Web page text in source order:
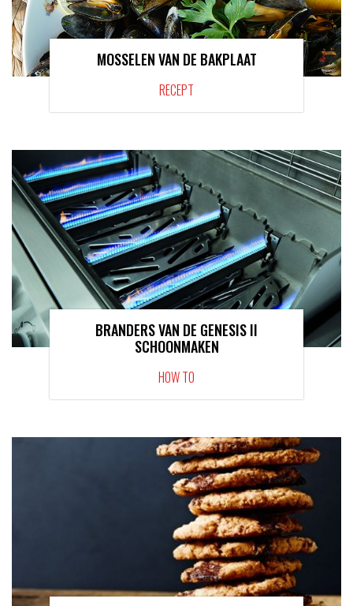
MOSSELEN VAN DE BAKPLAAT
RECEPT
BRANDERS VAN DE GENESIS II
SCHOONMAKEN
HOW TO